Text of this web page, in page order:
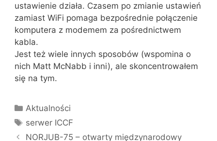
ustawienie działa. Czasem po zmianie ustawień
zamiast WiFi pomaga bezpośrednie połączenie
komputera z modemem za pośrednictwem
kabla.
Jest też wiele innych sposobów (wspomina o
nich Matt McNabb i inni), ale skoncentrowałem
się na tym.
Kategorie
Aktualności
Tagi
serwer ICCF
NORJUB-75 – otwarty międzynarodowy